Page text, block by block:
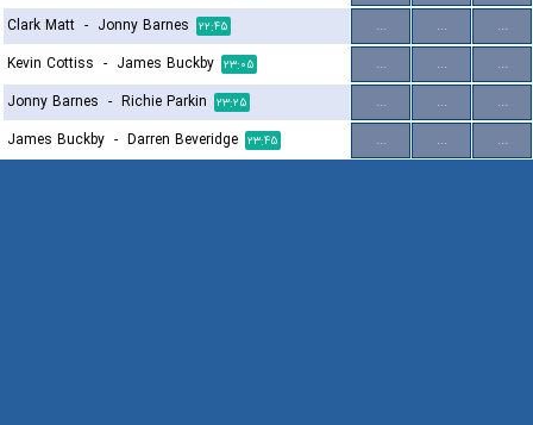
Clark Matt - Jonny Barnes ۲۲:۴۵ ... ...
...
Kevin Cottiss - James Buckby ۲۳:۰۵ ... ...
...
Jonny Barnes - Richie Parkin ۲۳:۲۵ ... ...
...
James Buckby - Darren Beveridge ۲۳:۴۵ ... ... ...